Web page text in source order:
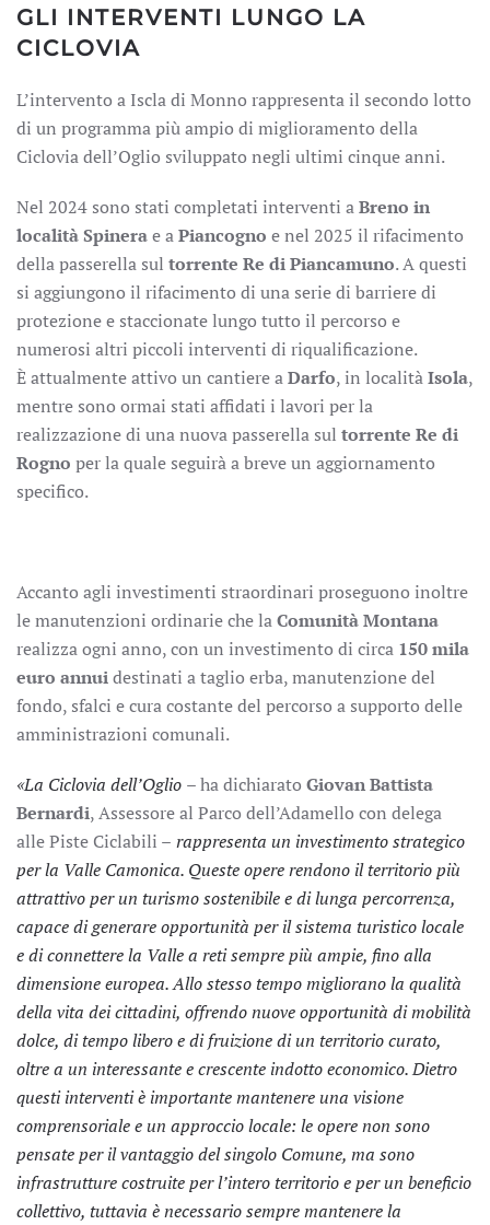
GLI INTERVENTI LUNGO LA
CICLOVIA
L’intervento a Iscla di Monno rappresenta il secondo lotto
di un programma più ampio di miglioramento della
Ciclovia dell’Oglio sviluppato negli ultimi cinque anni.
Nel 2024 sono stati completati interventi aBreno in
località Spinerae aPiancogno e nel 2025 il rifacimento
della passerella sul torrente Re di Piancamuno. A questi
si aggiungono il rifacimento di una serie di barriere di
protezione e staccionate lungo tutto il percorso e
numerosi altri piccoli interventi di riqualificazione.
È attualmente attivo un cantiere aDarfo, in localitàIsola,
mentre sono ormai stati affidati i lavori per la
realizzazione di una nuova passerella sul torrente Re di
Rogno per la quale seguirà a breve un aggiornamento
specifico.
Accanto agli investimenti straordinari proseguono inoltre
le manutenzioni ordinarie che laComunità Montana
realizza ogni anno, con un investimento di circa 150 mila
euro annuidestinati a taglio erba, manutenzione del
fondo, sfalci e cura costante del percorso a supporto delle
amministrazioni comunali.
«La Ciclovia dell’Oglio – ha dichiarato Giovan Battista
Bernardi, Assessore al Parco dell’Adamello con delega
alle Piste Ciclabili – rappresenta un investimento strategico
per la Valle Camonica. Queste opere rendono il territorio più
attrattivo per un turismo sostenibile e di lunga percorrenza,
capace di generare opportunità per il sistema turistico locale
e di connettere la Valle a reti sempre più ampie, fino alla
dimensione europea. Allo stesso tempo migliorano la qualità
della vita dei cittadini, offrendo nuove opportunità di mobilità
dolce, di tempo libero e di fruizione di un territorio curato,
oltre a un interessante e crescente indotto economico. Dietro
questi interventi è importante mantenere una visione
comprensoriale e un approccio locale: le opere non sono
pensate per il vantaggio del singolo Comune, ma sono
infrastrutture costruite per l’intero territorio e per un beneficio
collettivo, tuttavia è necessario sempre mantenere la